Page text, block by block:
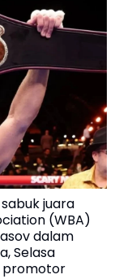
juara
(WBA)
dalam
Selasa
promotor